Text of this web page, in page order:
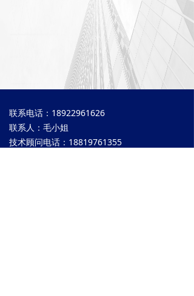
联系电话：18922961626
联系人：毛小姐
技术顾问电话：18819761355